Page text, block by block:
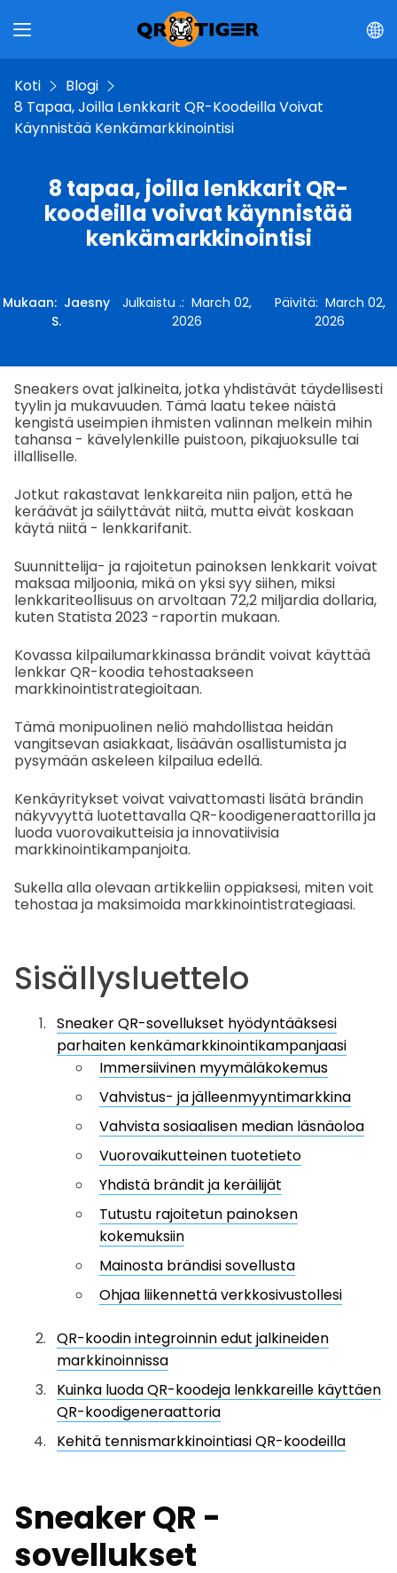
Koti
Blogi
8 Tapaa, Joilla Lenkkarit QR-Koodeilla Voivat
Käynnistää Kenkämarkkinointisi
8 tapaa, joilla lenkkarit QR-
koodeilla voivat käynnistää
kenkämarkkinointisi
Mukaan: Jaesny
S.
Julkaistu .:March 02,
2026
Päivitä: March 02,
2026
Sneakers ovat jalkineita, jotka yhdistävät täydellisesti
tyylin ja mukavuuden. Tämä laatu tekee näistä
kengistä useimpien ihmisten valinnan melkein mihin
tahansa - kävelylenkille puistoon, pikajuoksulle tai
illalliselle.
Jotkut rakastavat lenkkareita niin paljon, että he
keräävät ja säilyttävät niitä, mutta eivät koskaan
käytä niitä - lenkkarifanit.
Suunnittelija- ja rajoitetun painoksen lenkkarit voivat
maksaa miljoonia, mikä on yksi syy siihen, miksi
lenkkariteollisuus on arvoltaan 72,2 miljardia dollaria,
kuten Statista 2023 -raportin mukaan.
Kovassa kilpailumarkkinassa brändit voivat käyttää
lenkkar QR-koodia tehostaakseen
markkinointistrategioitaan.
Tämä monipuolinen neliö mahdollistaa heidän
vangitsevan asiakkaat, lisäävän osallistumista ja
pysymään askeleen kilpailua edellä.
Kenkäyritykset voivat vaivattomasti lisätä brändin
näkyvyyttä luotettavalla QR-koodigeneraattorilla ja
luoda vuorovaikutteisia ja innovatiivisia
markkinointikampanjoita.
Sukella alla olevaan artikkeliin oppiaksesi, miten voit
tehostaa ja maksimoida markkinointistrategiaasi.
Sisällysluettelo
Sneaker QR-sovellukset hyödyntääksesi
parhaiten kenkämarkkinointikampanjaasi
Immersiivinen myymäläkokemus
Vahvistus- ja jälleenmyyntimarkkina
Vahvista sosiaalisen median läsnäoloa
Vuorovaikutteinen tuotetieto
Yhdistä brändit ja keräilijät
Tutustu rajoitetun painoksen
kokemuksiin
Mainosta brändisi sovellusta
Ohjaa liikennettä verkkosivustollesi
QR-koodin integroinnin edut jalkineiden
markkinoinnissa
Kuinka luoda QR-koodeja lenkkareille käyttäen
QR-koodigeneraattoria
Kehitä tennismarkkinointiasi QR-koodeilla
Sneaker QR -
sovellukset